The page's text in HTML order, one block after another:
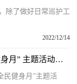
除了做好日常巡护工
2022/12/14
2022年全国动力冲浪板“活力中国·全民健身月” 主题活动陵水启幕
民健身月”主题活